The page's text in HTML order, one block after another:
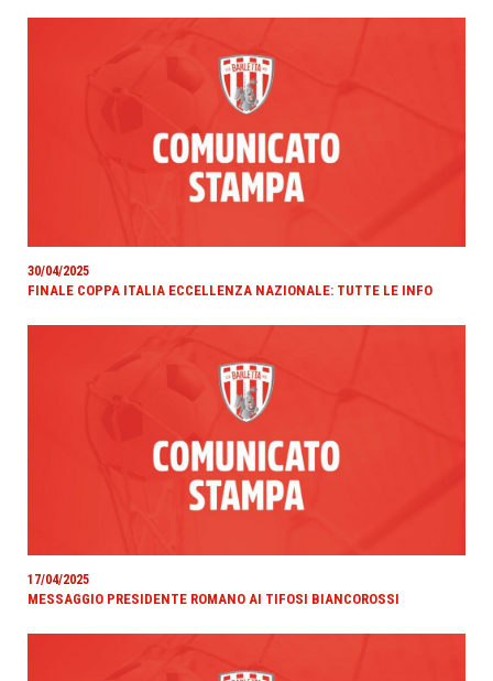
30/04/2025
FINALE COPPA ITALIA ECCELLENZA NAZIONALE: TUTTE LE INFO
17/04/2025
MESSAGGIO PRESIDENTE ROMANO AI TIFOSI BIANCOROSSI